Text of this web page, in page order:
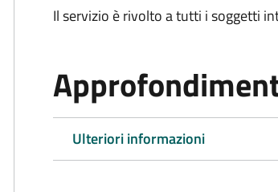
Il servizio è rivolto a tutti i soggetti
Ulteriori informazioni